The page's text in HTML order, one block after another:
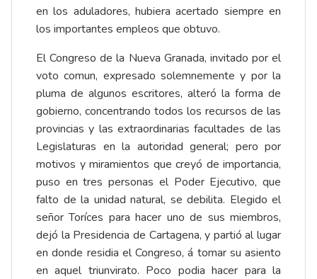
en los aduladores, hubiera acertado siempre en
los importantes empleos que obtuvo.
El Congreso de la Nueva Granada, invitado por el
voto comun, expresado solemnemente y por la
pluma de algunos escritores, alteró la forma de
gobierno, concentrando todos los recursos de las
provincias y las extraordinarias facultades de las
Legislaturas en la autoridad general; pero por
motivos y miramientos que creyó de importancia,
puso en tres personas el Poder Ejecutivo, que
falto de la unidad natural, se debilita. Elegido el
señor Toríces para hacer uno de sus miembros,
dejó la Presidencia de Cartagena, y partió al lugar
en donde residia el Congreso, á tomar su asiento
en aquel triunvirato. Poco podia hacer para la